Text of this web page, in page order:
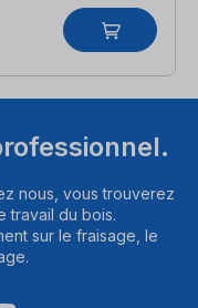
nous, vous trouverez
travail du bois.
sur le fraisage, le